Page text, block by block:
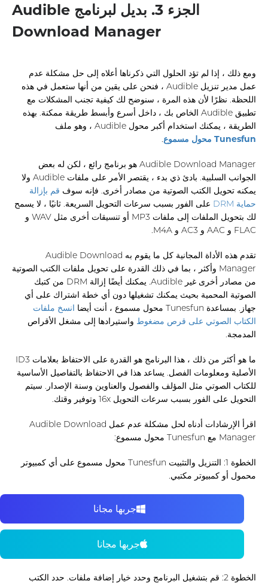
الجزء 3. بديل لبرنامج Audible
Download Manager
ومع ذلك ، إذا لم تؤد الحلول التي ذكرناها أعلاه إلى حل مشكلة عدم
عمل مدير تنزيل Audible ، فنحن على يقين من أنها ستعمل في هذه
اللحظة. نظرًا لأن هذه المرة ، سنوضح لك كيفية تجنب المشكلات مع
تطبيق Audible الخاص بك ، داخل أسرع وأبسط طريقة ممكنة. بهذه
الطريقة ، يمكنك استخدام أكبر محول Audible ، وهو ملف
Tunesfun محول مسموع
.
Audible Download Manager هو برنامج رائع ، لكن له بعض
الجوانب السلبية. بادئ ذي بدء ، يقتصر الأمر على ملفات Audible ولا
يمكنه تحويل الكتب الصوتية من مصادر أخرى. فإنه سوف قم بإزالة
حماية DRM
على الفور بسبب سرعات التحويل السريعة. ثانيًا ، لا يسمح
لك بتحويل الملفات إلى ملفات MP3 أو تنسيقات أخرى مثل WAV و
FLAC و AAC و AC3 و M4A.
تقدم هذه الأداة المجانية كل ما يقوم به Audible Download
Manager وأكثر ، بما في ذلك القدرة على تحويل ملفات الكتب الصوتية
من مصادر أخرى غير Audible. يمكنك أيضًا إزالة DRM من كتبك
الصوتية المحمية بحيث يمكنك تشغيلها دون أي خطة اشتراك على أي
جهاز. بمساعدة Tunesfun محول مسموع ، أنت أيضا
انسخ ملفات
الكتاب الصوتي على قرص مضغوط واستيرادها إلى مشغل الأقراص
المدمجة.
ما هو أكثر من ذلك ، هذا البرنامج هو القدرة على الاحتفاظ بعلامات ID3
الأصلية ومعلومات الفصل. يساعد هذا في الاحتفاظ بالتفاصيل الأساسية
للكتاب الصوتي مثل المؤلف والفصول والعناوين وسنة الإصدار. سيتم
التحويل على الفور بسبب سرعات التحويل 16x وتوفير وقتك.
اقرأ الإرشادات أدناه لحل مشكلة عدم عمل Audible Download
Manager مع Tunesfun محول مسموع:
الخطوة 1: التنزيل والتثبيت Tunesfun محول مسموع على أي كمبيوتر
محمول أو كمبيوتر مكتبي.
جربها مجانا
جربها مجانا
الخطوة 2: قم بتشغيل البرنامج وحدد خيار إضافة ملفات. حدد الكتب